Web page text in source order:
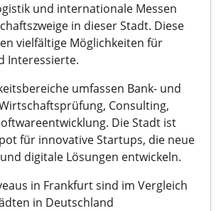
und internationale Messen
in dieser Stadt. Diese
vielfältige Möglichkeiten für
Interessierte.
umfassen Bank- und
Consulting,
Die Stadt ist
für innovative Startups, die neue
digitale Lösungen entwickeln.
in Frankfurt sind im Vergleich
in Deutschland